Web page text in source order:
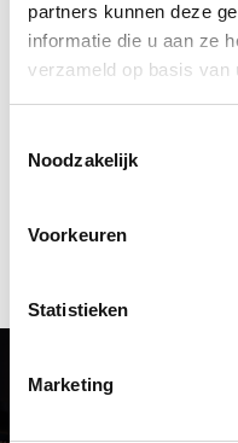
partners kunnen deze
informatie die u aan ze
verzameld op basis van
Noodzakelijk
Voorkeuren
Statistieken
Marketing
Voorraad
Info